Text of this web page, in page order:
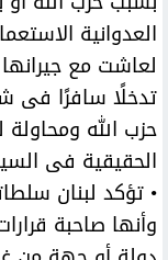
العدوانية
لعاشت مع
تدخلًا سافرًا فى
حزب الله
الحقيقية فى
• تؤكد لبنان
وأنها صاحبة